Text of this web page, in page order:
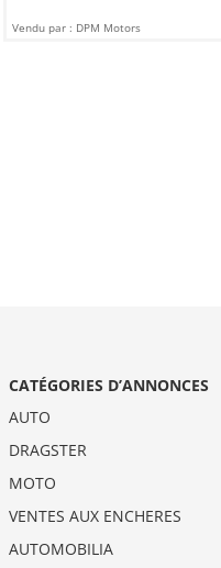
Vendu par : DPM Motors
CATÉGORIES D’ANNONCES
AUTO
DRAGSTER
MOTO
VENTES AUX ENCHERES
AUTOMOBILIA